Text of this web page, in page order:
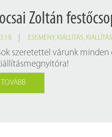
Zoltán
ESEMÉNY, KIÁLLÍTÁS,
szeretettel várunk
TOVÁBB